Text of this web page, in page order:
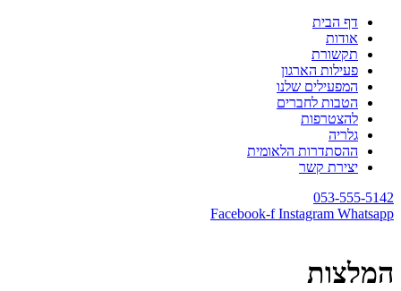
דף הבית
אודות
תקשורת
פעילות הארגון
המפעילים שלנו
הטבות לחברים
להצטרפות
גלריה
ההסתדרות הלאומית
יצירת קשר
053-555-5142
Facebook-f Instagram Whatsapp
המלצות